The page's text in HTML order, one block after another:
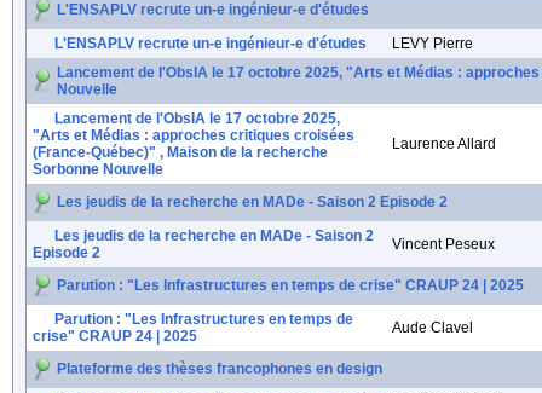
L'ENSAPLV recrute un-e ingénieur-e d'études
L'ENSAPLV recrute un-e ingénieur-e d'études
LEVY Pierre
Lancement de l'ObsIA le 17 octobre 2025, "Arts et Médias :
Nouvelle
Lancement de l'ObsIA le 17 octobre 2025,
"Arts et Médias : approches critiques croisées
(France-Québec)" , Maison de la recherche
Sorbonne Nouvelle
Laurence Allard
Les jeudis de la recherche en MADe - Saison 2 Episode 2
Les jeudis de la recherche en MADe - Saison 2
Episode 2
Vincent Peseux
Parution : "Les Infrastructures en temps de crise" CRAUP 24 | 2025
Parution : "Les Infrastructures en temps de
crise" CRAUP 24 | 2025
Aude Clavel
Plateforme des thèses francophones en design